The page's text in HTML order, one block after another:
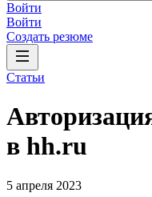
Войти
Войти
Создать резюме
Статьи
в hh.ru
5 апреля 2023